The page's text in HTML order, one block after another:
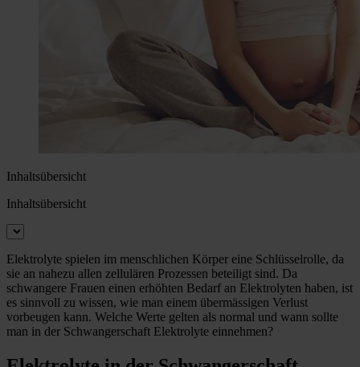
Inhaltsübersicht
Inhaltsübersicht
Elektrolyte spielen im menschlichen Körper eine Schlüsselrolle, da
sie an nahezu allen zellulären Prozessen beteiligt sind. Da
schwangere Frauen einen erhöhten Bedarf an Elektrolyten haben, ist
es sinnvoll zu wissen, wie man einem übermässigen Verlust
vorbeugen kann. Welche Werte gelten als normal und wann sollte
man in der Schwangerschaft Elektrolyte einnehmen?